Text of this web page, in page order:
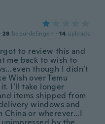
· 28 beoordelingen · 14 uploads
to review this and
me back to wish to
though I didn’t
Wish over Temu
I’ll take longer
items shipped from
windows and
China or wherever…I